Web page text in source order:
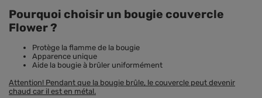
Pourquoi choisir un bougie couvercle
Flower ?
Protège la flamme de la bougie
Apparence unique
Aide la bougie à brûler uniformément
Attention! Pendant que la bougie brûle, le couvercle peut devenir
chaud car il est en métal.